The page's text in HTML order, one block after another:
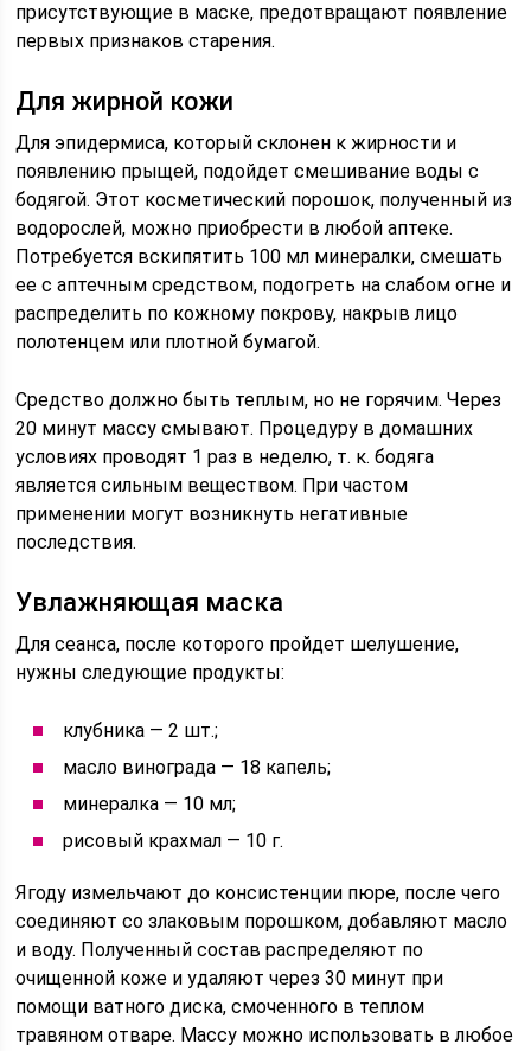
присутствующие в маске, предотвращают появление
первых признаков старения.
Для жирной кожи
Для эпидермиса, который склонен к жирности и
появлению прыщей, подойдет смешивание воды с
бодягой. Этот косметический порошок, полученный из
водорослей, можно приобрести в любой аптеке.
Потребуется вскипятить 100 мл минералки, смешать
ее с аптечным средством, подогреть на слабом огне и
распределить по кожному покрову, накрыв лицо
полотенцем или плотной бумагой.
Средство должно быть теплым, но не горячим. Через
20 минут массу смывают. Процедуру в домашних
условиях проводят 1 раз в неделю, т. к. бодяга
является сильным веществом. При частом
применении могут возникнуть негативные
последствия.
Увлажняющая маска
Для сеанса, после которого пройдет шелушение,
нужны следующие продукты:
клубника — 2 шт.;
масло винограда — 18 капель;
минералка — 10 мл;
рисовый крахмал — 10 г.
Ягоду измельчают до консистенции пюре, после чего
соединяют со злаковым порошком, добавляют масло
и воду. Полученный состав распределяют по
очищенной коже и удаляют через 30 минут при
помощи ватного диска, смоченного в теплом
травяном отваре. Массу можно использовать в любое